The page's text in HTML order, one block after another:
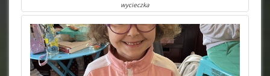
wycieczka